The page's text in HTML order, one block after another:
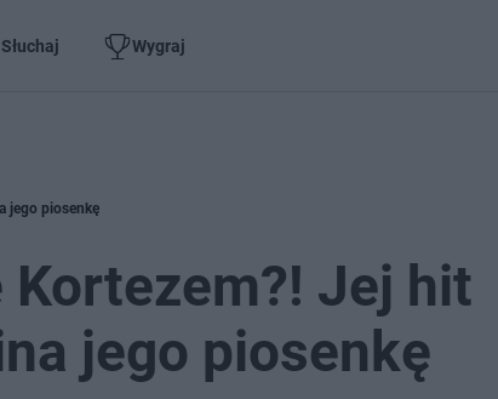
Słuchaj Wygraj
jego piosenkę
Jej hit
jego piosenkę